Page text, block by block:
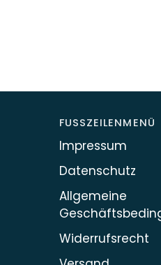
FUSSZEILENMENÜ
Impressum
Datenschutz
Allgemeine
Widerrufsrecht